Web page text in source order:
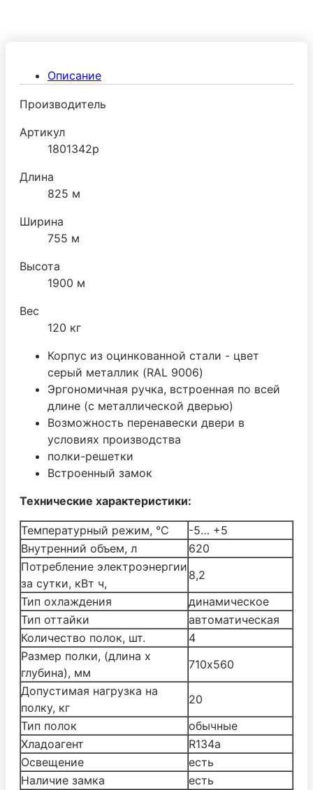
Описание
Производитель
Артикул
1801342p
Длина
825 м
Ширина
755 м
Высота
1900 м
Вес
120 кг
Корпус из оцинкованной стали - цвет
серый металлик (RAL 9006)
Эргономичная ручка, встроенная по всей
длине (с металлической дверью)
Возможность перенавески двери в
условиях производства
полки-решетки
Встроенный замок
Технические характеристики:
Температурный режим, °С
-5… +5
Внутренний объем, л
620
Потребление электроэнергии
за сутки, кВт ч,
8,2
Тип охлаждения
динамическое
Тип оттайки
автоматическая
Количество полок, шт.
4
Размер полки, (длина х
глубина), мм
710х560
Допустимая нагрузка на
полку, кг
20
Тип полок
обычные
Хладоагент
R134а
Освещение
есть
Наличие замка
есть